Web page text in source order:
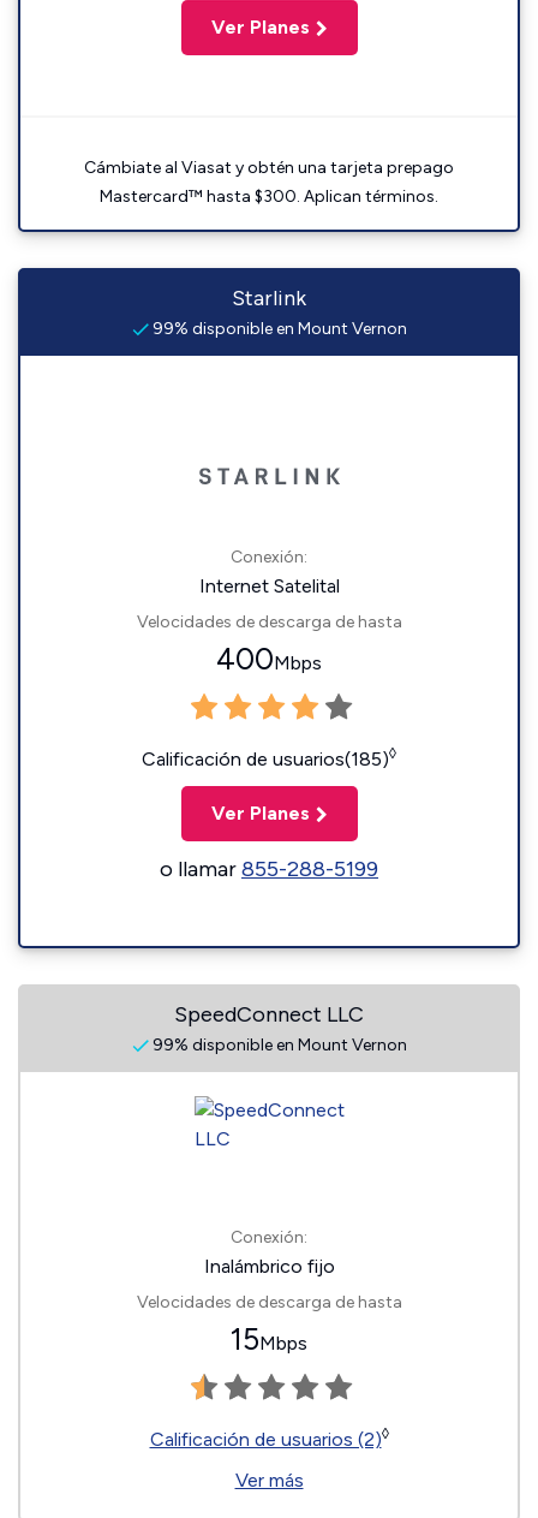
Ver Planes
Cámbiate al Viasat y obtén una tarjeta prepago
Mastercard™ hasta $300. Aplican términos.
Starlink
99% disponible en Mount Vernon
Conexión:
Internet Satelital
Velocidades de descarga de hasta
400Mbps
Calificación de usuarios(185)◊
Ver Planes
o llamar855-288-5199
SpeedConnect LLC
99% disponible en Mount Vernon
Conexión:
Inalámbrico fijo
Velocidades de descarga de hasta
15Mbps
Calificación de usuarios (2)◊
Ver más